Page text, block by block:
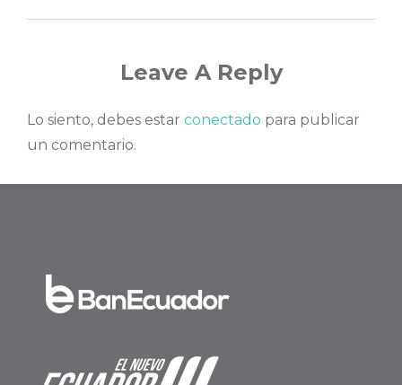
Leave A Reply
Lo siento, debes estar conectado para publicar
un comentario.